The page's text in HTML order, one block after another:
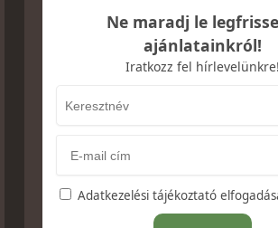
Ne maradj le
ajánlatainkról!
Iratkozz fel hírlevelünkre!
Adatkezelési tájékoztató